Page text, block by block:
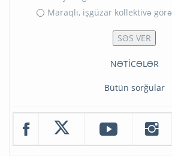
Maraqlı, işgüzar kollektivə görə
NƏTİCƏLƏR
Bütün sorğular